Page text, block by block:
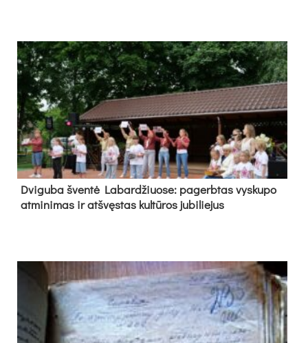
Dvi­gu­ba šven­tė La­bar­džiuo­se: pa­gerb­tas vys­ku­po
at­mi­ni­mas ir at­švęs­tas kul­tū­ros ju­bi­lie­jus